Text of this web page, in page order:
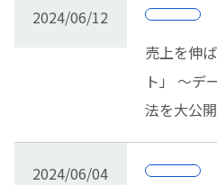
2024/06/12
売上を伸
ト」 ～デ
法を大公
2024/06/04